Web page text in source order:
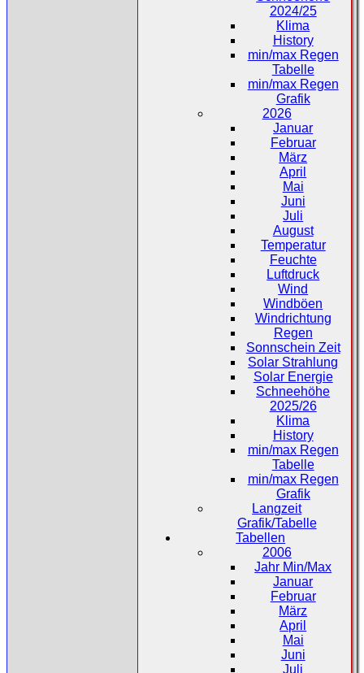
2024/25
Klima
History
min/max Regen
Tabelle
min/max Regen
Grafik
2026
Januar
Februar
März
April
Mai
Juni
Juli
August
Temperatur
Feuchte
Luftdruck
Wind
Windböen
Windrichtung
Regen
Sonnschein Zeit
Solar Strahlung
Solar Energie
Schneehöhe
2025/26
Klima
History
min/max Regen
Tabelle
min/max Regen
Grafik
Langzeit
Grafik/Tabelle
Tabellen
2006
Jahr Min/Max
Januar
Februar
März
April
Mai
Juni
Juli